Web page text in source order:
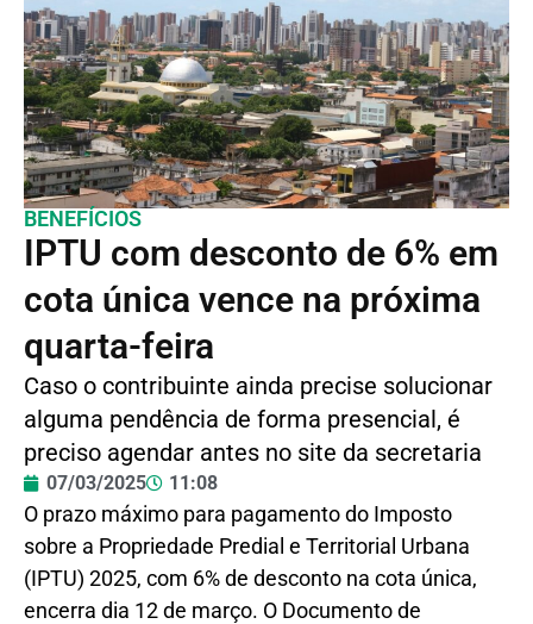
BENEFÍCIOS
IPTU com desconto de 6% em
cota única vence na próxima
quarta-feira
Caso o contribuinte ainda precise solucionar
alguma pendência de forma presencial, é
preciso agendar antes no site da secretaria
07/03/2025 11:08
O prazo máximo para pagamento do Imposto
sobre a Propriedade Predial e Territorial Urbana
(IPTU) 2025, com 6% de desconto na cota única,
encerra dia 12 de março. O Documento de